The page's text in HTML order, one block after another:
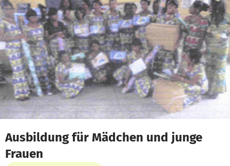
Skip to main content
Show accessibility statement
Ausbildung für Mädchen und junge
Frauen